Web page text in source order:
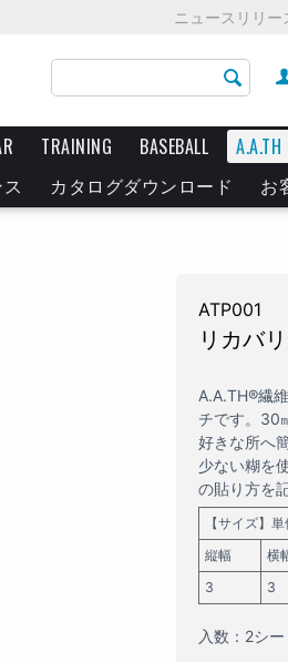
ニュースリリー
TRAINING BASEBALL A.A.TH
カタログダウンロード お
ATP001
リカバ
A.A.TH®繊
チです。30
好きな所へ
少ない糊を
の貼り方を
【サイズ】
縦幅
横
3
3
入数：2シー